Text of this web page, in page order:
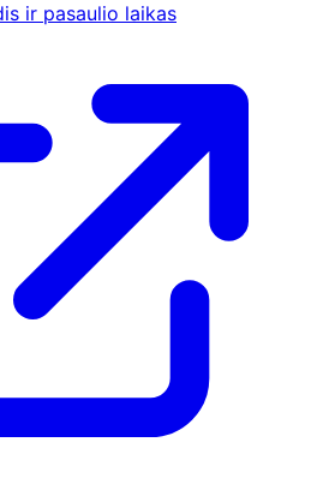
ir pasaulio laikas